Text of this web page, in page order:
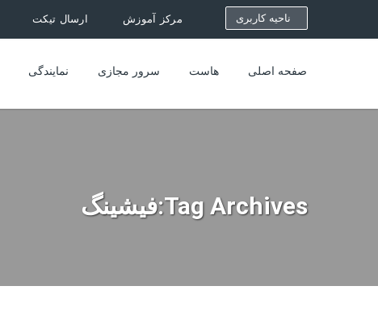
ناحیه کاربری ارسال تیکت مرکز آموزش
صفحه اصلی هاست سرور مجازی نمایندگی
Tag Archives:فیشینگ